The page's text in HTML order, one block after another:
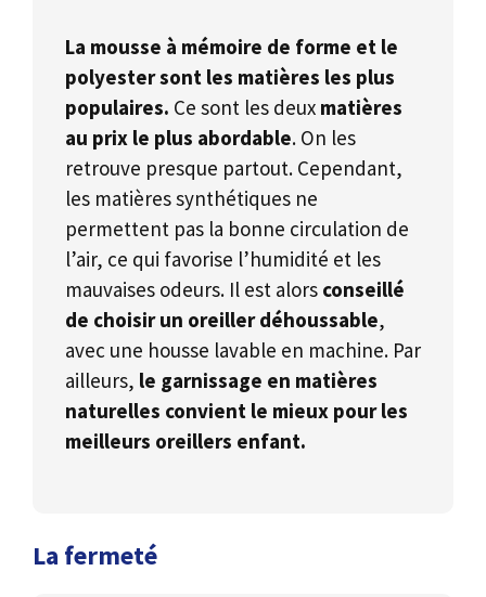
La mousse à mémoire de forme et le
polyester sont les matières les plus
populaires. Ce sont les deux matières
au prix le plus abordable. On les
retrouve presque partout. Cependant,
les matières synthétiques ne
permettent pas la bonne circulation de
l’air, ce qui favorise l’humidité et les
mauvaises odeurs. Il est alors conseillé
de choisir un oreiller déhoussable,
avec une housse lavable en machine. Par
ailleurs, le garnissage en matières
naturelles convient le mieux pour les
meilleurs oreillers enfant.
La fermeté